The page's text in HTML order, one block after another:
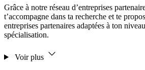
Grâce à notre réseau d’entreprises
t’accompagne dans ta recherche et te
entreprises partenaires adaptées à ton
spécialisation.
Voir plus